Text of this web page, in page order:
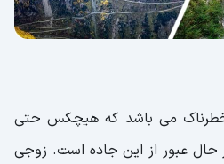
خطرناک می باشد که هیچکس حتی
حال عبور از این جاده است. زوجی